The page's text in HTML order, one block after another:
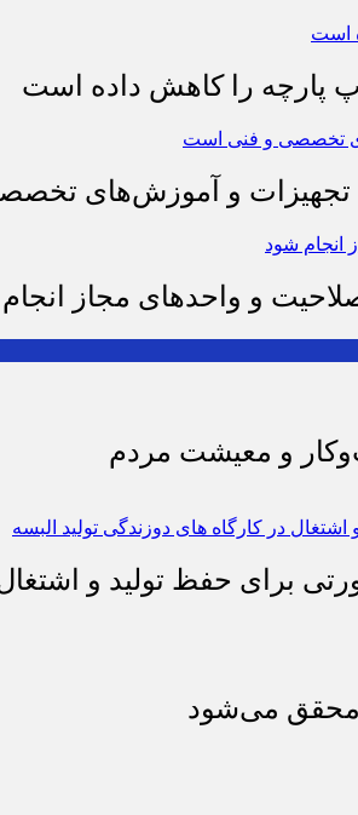
پارچه را کاهش داده است
تجهیزات و آموزش‌های
و واحدهای مجاز
و معیشت مردم
برای حفظ تولید و
محقق می‌شود